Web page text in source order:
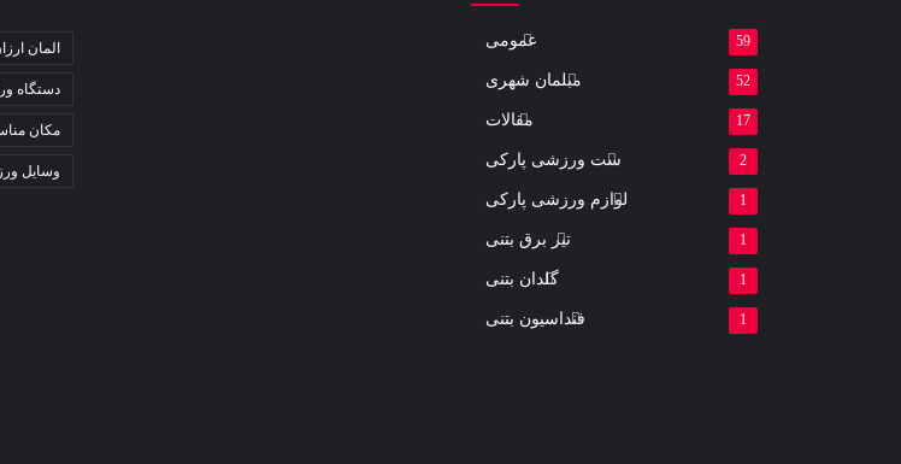
المان
دستگاه
مکان
وسایل
عمومی 59
مبلمان شهری 52
مقالات 17
ست ورزشی پارکی 2
لوازم ورزشی پارکی 1
تیر برق بتنی 1
گلدان بتنی 1
فنداسیون بتنی 1